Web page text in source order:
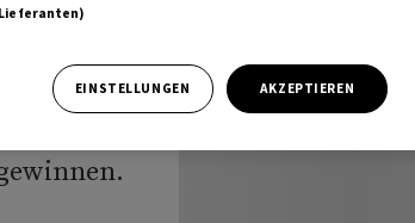
Zinsen
Experten
EINSTELLUNGEN AKZEPTIEREN